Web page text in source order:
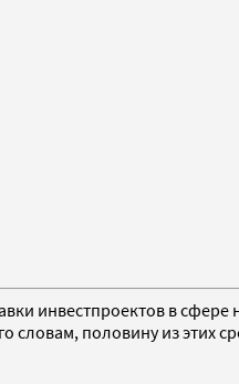
инвестпроектов в
половину из этих